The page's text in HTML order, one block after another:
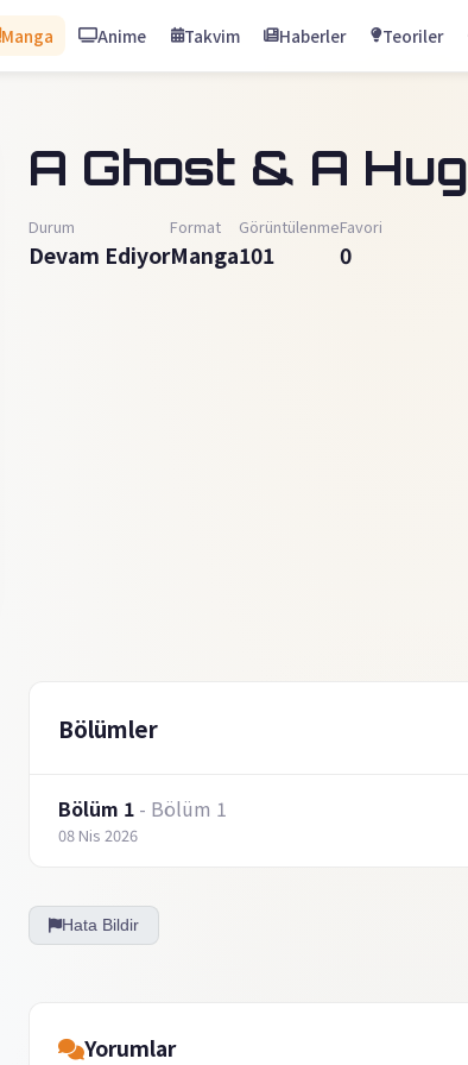
Manga Anime Takvim Haberler Teoriler
A Ghost & A Hug
Durum
Devam Ediyor
Format
Manga
Görüntülenme
101
Favori
0
Bölümler
Bölüm 1 - Bölüm 1
08 Nis 2026
Hata Bildir
Yorumlar